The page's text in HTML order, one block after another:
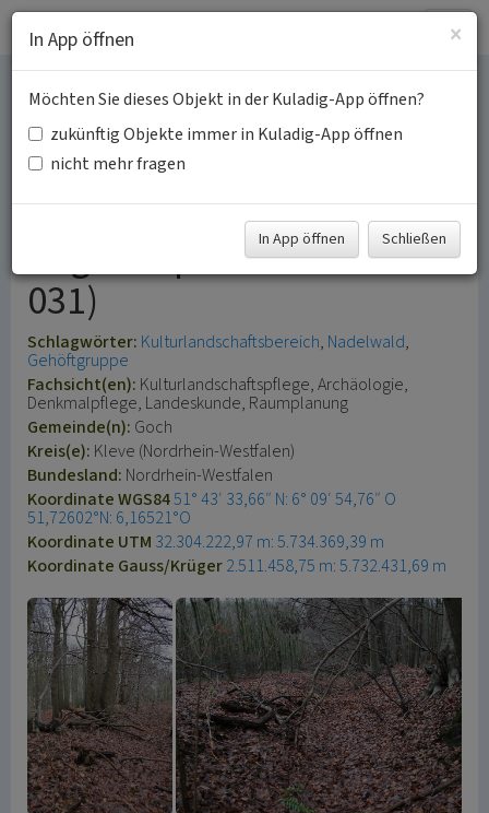
Uleushöfe und
Tannenbusch
(Kulturlandschaftsbereich
Regionalplan Düsseldorf
031)
Schlagwörter: Kulturlandschaftsbereich Nadelwald
Gehöftgruppe
Fachsicht(en): Kulturlandschaftspflege, Archäologie,
Denkmalpflege, Landeskunde, Raumplanung
Gemeinde(n): Goch
Kreis(e): Kleve (Nordrhein-Westfalen)
Bundesland: Nordrhein-Westfalen
Koordinate WGS8451° 43′ 33,66″ N: 6° 09′ 54,76″ O
51,72602°N: 6,16521°O
Koordinate UTM 32.304.222,97 m: 5.734.369,39 m
Koordinate Gauss/Krüger2.511.458,75 m: 5.732.431,69 m
×
In App öffnen
Möchten Sie dieses Objekt in der Kuladig-App öffnen?
zukünftig Objekte immer in Kuladig-App öffnen
nicht mehr fragen
In App öffnen Schließen